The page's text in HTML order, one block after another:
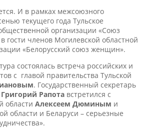
И в рамках межсоюзного
текущего года Тульское
организации «Союз
гости членов Могилевской областной
«Белорусский союз женщин».
состоялась встреча российских и
с главой правительства Тульской
. Государственный секретарь
Григорий Рапота встретился с
области Алексеем Дюминым и
области и Беларуси – серьезные